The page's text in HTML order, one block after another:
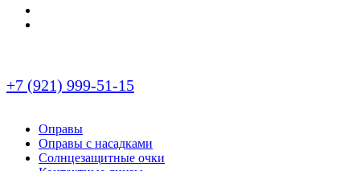
+7 (921) 999-51-15
Оправы
Оправы с насадками
Солнцезащитные очки